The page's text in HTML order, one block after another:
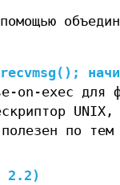
recvmsg ();
on-exec для
по тем
2.2)